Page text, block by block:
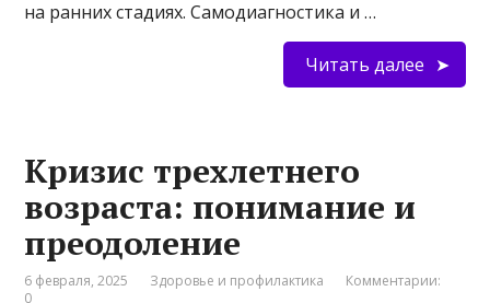
на ранних стадиях. Самодиагностика и …
Читать далее
Кризис трехлетнего
возраста: понимание и
преодоление
6 февраля, 2025 Здоровье и профилактика
Комментарии:
0